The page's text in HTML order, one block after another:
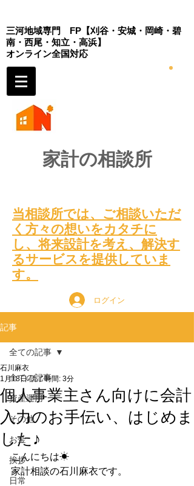
三河地域専門 FP 【刈谷・安城・岡崎・ 碧
南・西尾・知立・高浜】
​オンライン全国対応
家計の相談所
当相談所では、 ご相談いただ
く方々の想いをカタチに
し、将来設計を考え 、解決す
るサービスを提供していま
す。
ログイン
記事
全ての記事
資産運用
その他
お金
挨拶
日常
全ての記事
個人事業主さん向けに会計
入力のお手伝い、はじめま
した♪
石川麻衣
1月18日 読了時間: 3分
こんにちは☀
家計相談の石川麻衣です。